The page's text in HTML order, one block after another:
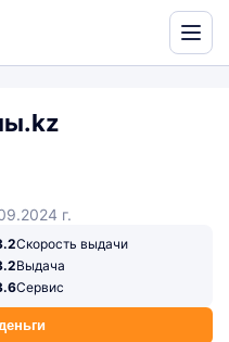
г.
Скорость выдачи
Выдача
Сервис